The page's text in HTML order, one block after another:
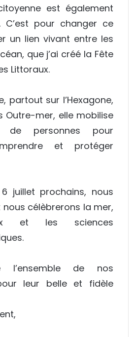
est également
C’est pour changer ce
un lien vivant entre les
que j’ai créé la Fête
Littoraux.
partout sur l’Hexagone,
Outre-mer, elle mobilise
de personnes pour
et protéger
juillet prochains, nous
célèbrerons la mer,
et les sciences
l’ensemble de nos
leur belle et fidèle